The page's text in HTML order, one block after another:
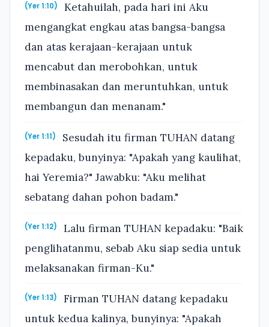
(Yer 1:10)
Ketahuilah, pada hari ini Aku
mengangkat engkau atas bangsa-bangsa
dan atas kerajaan-kerajaan untuk
mencabut dan merobohkan, untuk
membinasakan dan meruntuhkan, untuk
membangun dan menanam."
(Yer 1:11)
Sesudah itu firman TUHAN datang
kepadaku, bunyinya: "Apakah yang kaulihat,
hai Yeremia?" Jawabku: "Aku melihat
sebatang dahan pohon badam."
(Yer 1:12)
Lalu firman TUHAN kepadaku: "Baik
penglihatanmu, sebab Aku siap sedia untuk
melaksanakan firman-Ku."
(Yer 1:13)
Firman TUHAN datang kepadaku
untuk kedua kalinya, bunyinya: "Apakah